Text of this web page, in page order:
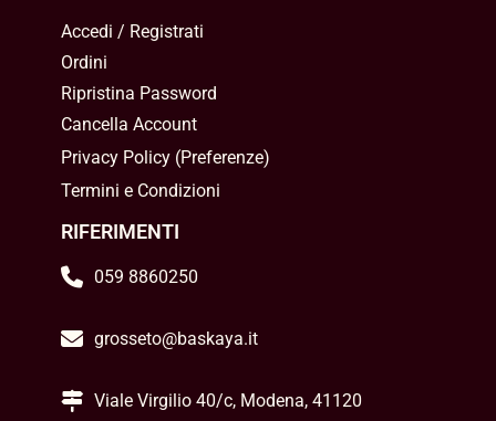
Accedi / Registrati
Ordini
Ripristina Password
Cancella Account
Privacy Policy(Preferenze)
Termini e Condizioni
RIFERIMENTI
059 8860250
grosseto@baskaya.it
Viale Virgilio 40/c, Modena, 41120